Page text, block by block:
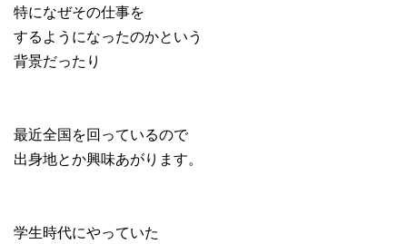
特になぜその仕事を
するようになったのかという
背景だったり
最近全国を回っているので
出身地とか興味あがります。
学生時代にやっていた